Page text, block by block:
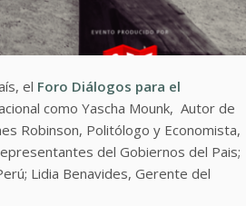
el Foro Diálogos para el
como Yascha Mounk, Autor de
Robinson, Politólogo y Economista,
del Gobiernos del Pais;
Lidia Benavides, Gerente del